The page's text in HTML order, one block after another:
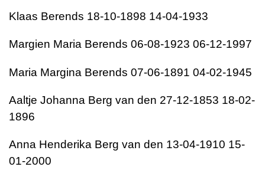
Klaas Berends 18-10-1898 14-04-1933
Margien Maria Berends 06-08-1923 06-12-1997
Maria Margina Berends 07-06-1891 04-02-1945
Aaltje Johanna Berg van den 27-12-1853 18-02-
1896
Anna Henderika Berg van den 13-04-1910 15-
01-2000